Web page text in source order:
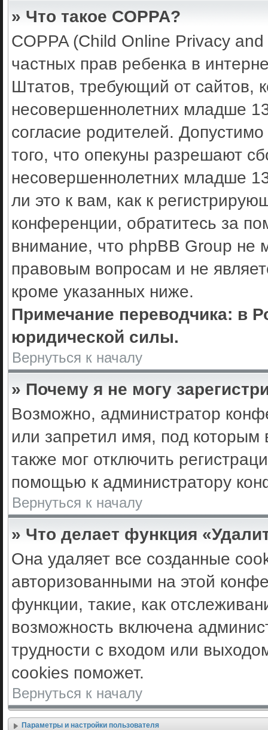
» Что такое COPPA?
COPPA (Child Online Privacy
частных прав ребенка в
Штатов, требующий от сайтов,
несовершеннолетних младше
согласие родителей.
того, что опекуны разрешают
несовершеннолетних младше
ли это к вам, как к
конференции, обратитесь за
внимание, что phpBB Group не
правовым вопросам и не
кроме указанных ниже.
Примечание переводчика: в
юридической силы.
Вернуться к началу
» Почему я не могу
Возможно, администратор
или запретил имя, под которым
также мог отключить
помощью к администратору
Вернуться к началу
» Что делает функция
Она удаляет все созданные
авторизованными на этой
функции, такие, как
возможность включена
трудности с входом или
cookies поможет.
Вернуться к началу
Параметры и настройки пользователя